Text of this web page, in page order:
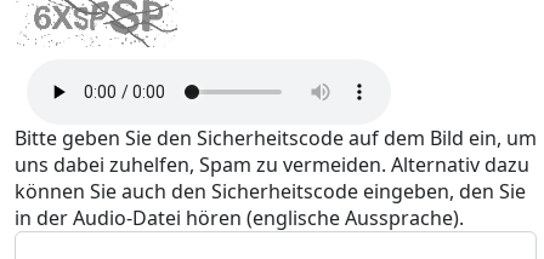
Bitte geben Sie den Sicherheitscode auf dem Bild ein, um
uns dabei zuhelfen, Spam zu vermeiden. Alternativ dazu
können Sie auch den Sicherheitscode eingeben, den Sie
in der Audio-Datei hören (englische Aussprache).